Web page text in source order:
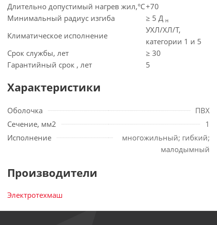
Длительно допустимый нагрев жил,°C+70
Минимальный радиус изгиба
≥ 5 Д н
Климатическое исполнение
УХЛ/ХЛ/Т,
категории 1 и 5
Срок службы, лет
≥ 30
Гарантийный срок , лет
5
Характеристики
Оболочка
ПВХ
Сечение, мм2
1
Исполнение
многожильный; гибкий;
малодымный
Производители
Электротехмаш